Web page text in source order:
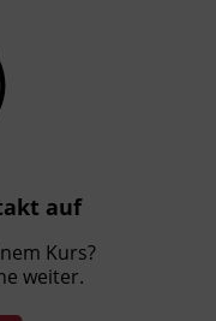
auf
Kurs?
weiter.